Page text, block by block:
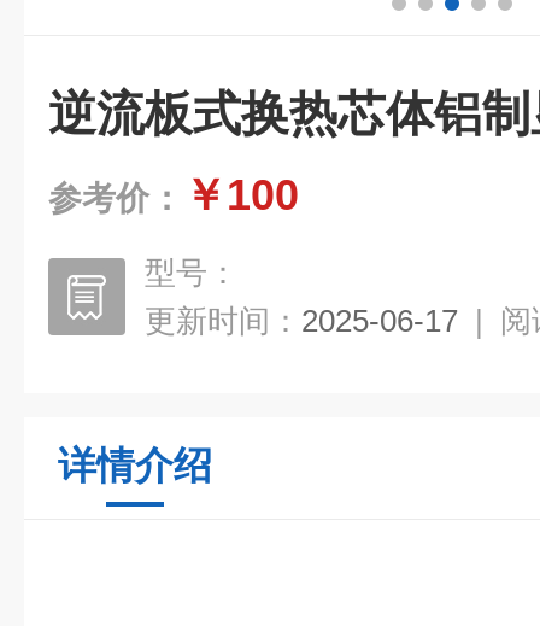
逆流板式换热芯体铝
参考价： ￥100
型号：
更新时间： 2025-06-17 | 阅
详情介绍